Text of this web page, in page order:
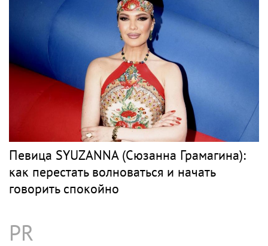
Певица SYUZANNA (Сюзанна Грамагина):
как перестать волноваться и начать
говорить спокойно
PR